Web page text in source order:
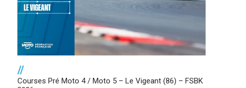
//
Courses Pré Moto 4 / Moto 5 – Le Vigeant (86) – FSBK